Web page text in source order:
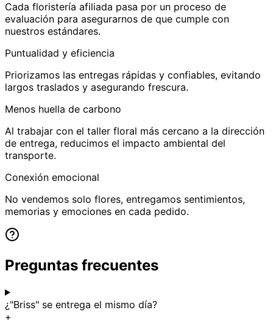
Cada floristería afiliada pasa por un proceso de
evaluación para asegurarnos de que cumple con
nuestros estándares.
Puntualidad y eficiencia
Priorizamos las entregas rápidas y confiables, evitando
largos traslados y asegurando frescura.
Menos huella de carbono
Al trabajar con el taller floral más cercano a la dirección
de entrega, reducimos el impacto ambiental del
transporte.
Conexión emocional
No vendemos solo flores, entregamos sentimientos,
memorias y emociones en cada pedido.
Preguntas frecuentes
¿"Briss" se entrega el mismo día?
+